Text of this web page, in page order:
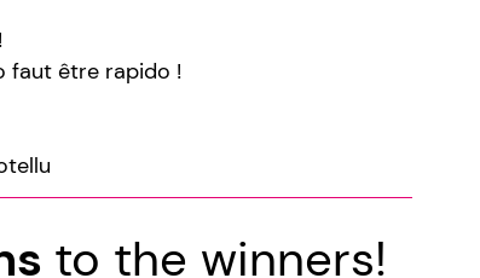
faut être rapido !
to the winners!